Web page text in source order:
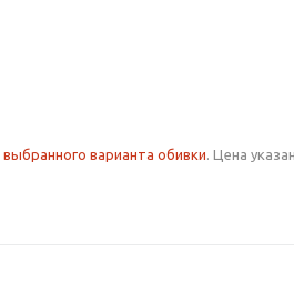
выбранного варианта обивки. Цена